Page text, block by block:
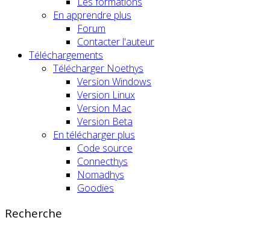
En apprendre plus
Forum
Contacter l'auteur
Téléchargements
Télécharger Noethys
Version Windows
Version Linux
Version Mac
Version Beta
En télécharger plus
Code source
Connecthys
Nomadhys
Goodies
Recherche